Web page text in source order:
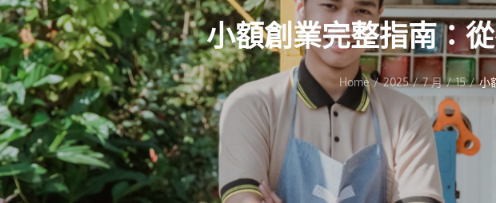
小額創業完整指南：
Home 2025 7 月 15 小